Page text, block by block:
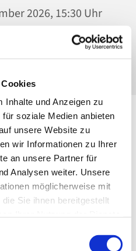
Inhalte und Anzeigen zu
soziale Medien anbieten
unsere Website zu
wir Informationen zu Ihrer
an unsere Partner für
Analysen weiter. Unsere
möglicherweise mit
Sie ihnen bereitgestellt
2026, 15:30 Uhr
Kirche, Platanenstraße